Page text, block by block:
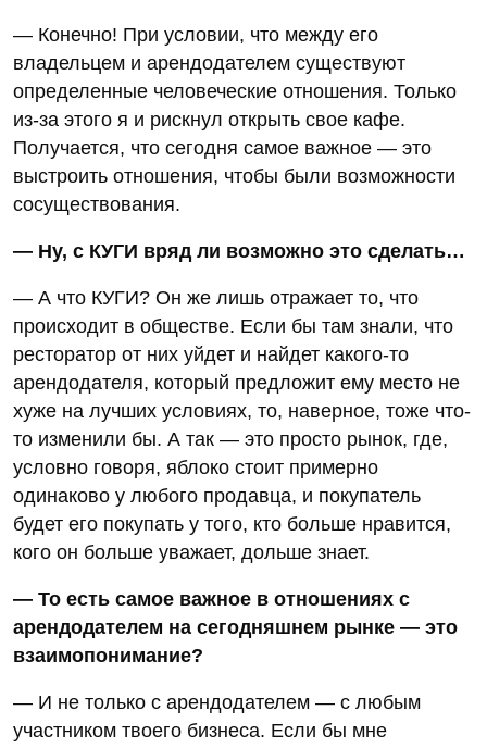
— Конечно! При условии, что между его
владельцем и арендодателем существуют
определенные человеческие отношения. Только
из-за этого я и рискнул открыть свое кафе.
Получается, что сегодня самое важное — это
выстроить отношения, чтобы были возможности
сосуществования.
— Ну, с КУГИ вряд ли возможно это сделать…
— А что КУГИ? Он же лишь отражает то, что
происходит в обществе. Если бы там знали, что
ресторатор от них уйдет и найдет какого-то
арендодателя, который предложит ему место не
хуже на лучших условиях, то, наверное, тоже что-
то изменили бы. А так — это просто рынок, где,
условно говоря, яблоко стоит примерно
одинаково у любого продавца, и покупатель
будет его покупать у того, кто больше нравится,
кого он больше уважает, дольше знает.
— То есть самое важное в отношениях с
арендодателем на сегодняшнем рынке — это
взаимопонимание?
— И не только с арендодателем — с любым
участником твоего бизнеса. Если бы мне